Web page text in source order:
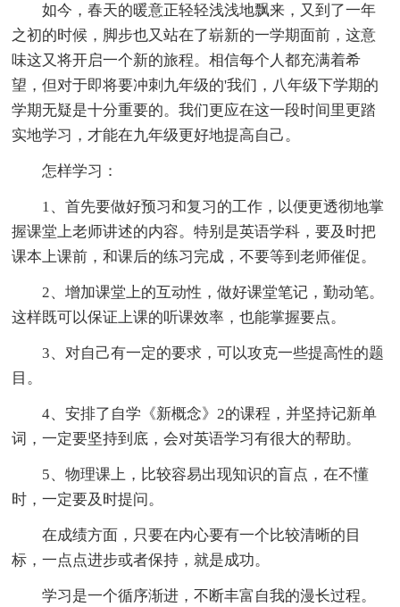
如今，春天的暖意正轻轻浅浅地飘来，又到了一年
之初的时候，脚步也又站在了崭新的一学期面前，这意
味这又将开启一个新的旅程。相信每个人都充满着希
望，但对于即将要冲刺九年级的'我们，八年级下学期的
学期无疑是十分重要的。我们更应在这一段时间里更踏
实地学习，才能在九年级更好地提高自己。
怎样学习：
1、首先要做好预习和复习的工作，以便更透彻地掌
握课堂上老师讲述的内容。特别是英语学科，要及时把
课本上课前，和课后的练习完成，不要等到老师催促。
2、增加课堂上的互动性，做好课堂笔记，勤动笔。
这样既可以保证上课的听课效率，也能掌握要点。
3、对自己有一定的要求，可以攻克一些提高性的题
目。
4、安排了自学《新概念》2的课程，并坚持记新单
词，一定要坚持到底，会对英语学习有很大的帮助。
5、物理课上，比较容易出现知识的盲点，在不懂
时，一定要及时提问。
在成绩方面，只要在内心要有一个比较清晰的目
标，一点点进步或者保持，就是成功。
学习是一个循序渐进，不断丰富自我的漫长过程。